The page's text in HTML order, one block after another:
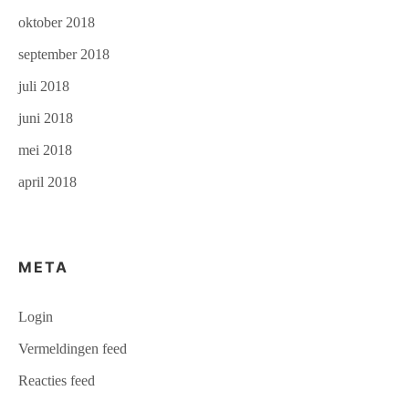
oktober 2018
september 2018
juli 2018
juni 2018
mei 2018
april 2018
META
Login
Vermeldingen feed
Reacties feed